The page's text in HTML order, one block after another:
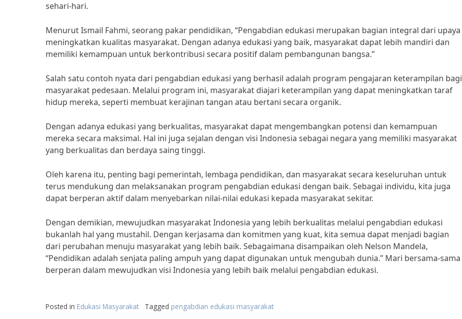
sehari-hari.
Menurut Ismail Fahmi, seorang pakar pendidikan, “Pengabdian edukasi merupakan bagian integral dari upaya
meningkatkan kualitas masyarakat. Dengan adanya edukasi yang baik, masyarakat dapat lebih mandiri dan
memiliki kemampuan untuk berkontribusi secara positif dalam pembangunan bangsa.”
Salah satu contoh nyata dari pengabdian edukasi yang berhasil adalah program pengajaran keterampilan bagi
masyarakat pedesaan. Melalui program ini, masyarakat diajari keterampilan yang dapat meningkatkan taraf
hidup mereka, seperti membuat kerajinan tangan atau bertani secara organik.
Dengan adanya edukasi yang berkualitas, masyarakat dapat mengembangkan potensi dan kemampuan
mereka secara maksimal. Hal ini juga sejalan dengan visi Indonesia sebagai negara yang memiliki masyarakat
yang berkualitas dan berdaya saing tinggi.
Oleh karena itu, penting bagi pemerintah, lembaga pendidikan, dan masyarakat secara keseluruhan untuk
terus mendukung dan melaksanakan program pengabdian edukasi dengan baik. Sebagai individu, kita juga
dapat berperan aktif dalam menyebarkan nilai-nilai edukasi kepada masyarakat sekitar.
Dengan demikian, mewujudkan masyarakat Indonesia yang lebih berkualitas melalui pengabdian edukasi
bukanlah hal yang mustahil. Dengan kerjasama dan komitmen yang kuat, kita semua dapat menjadi bagian
dari perubahan menuju masyarakat yang lebih baik. Sebagaimana disampaikan oleh Nelson Mandela,
“Pendidikan adalah senjata paling ampuh yang dapat digunakan untuk mengubah dunia.” Mari bersama-sama
berperan dalam mewujudkan visi Indonesia yang lebih baik melalui pengabdian edukasi.
Posted in Edukasi Masyarakat Tagged pengabdian edukasi masyarakat